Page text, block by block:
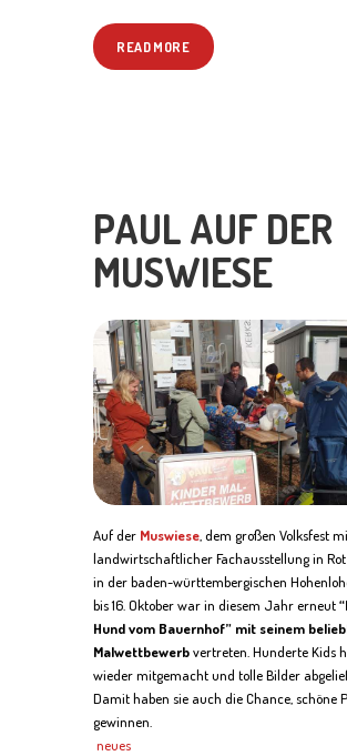
READ MORE
PAUL AUF DER
MUSWIESE
Auf der Muswiese, dem großen Volksfest
landwirtschaftlicher Fachausstellung in Rot
in der baden-württembergischen
bis 16. Oktober war in diesem Jahr erneut
Hund vom Bauernhof” mit seinem
Malwettbewerbvertreten. Hunderte Kids
wieder mitgemacht und tolle Bilder
Damit haben sie auch die Chance, schöne
gewinnen.
neues